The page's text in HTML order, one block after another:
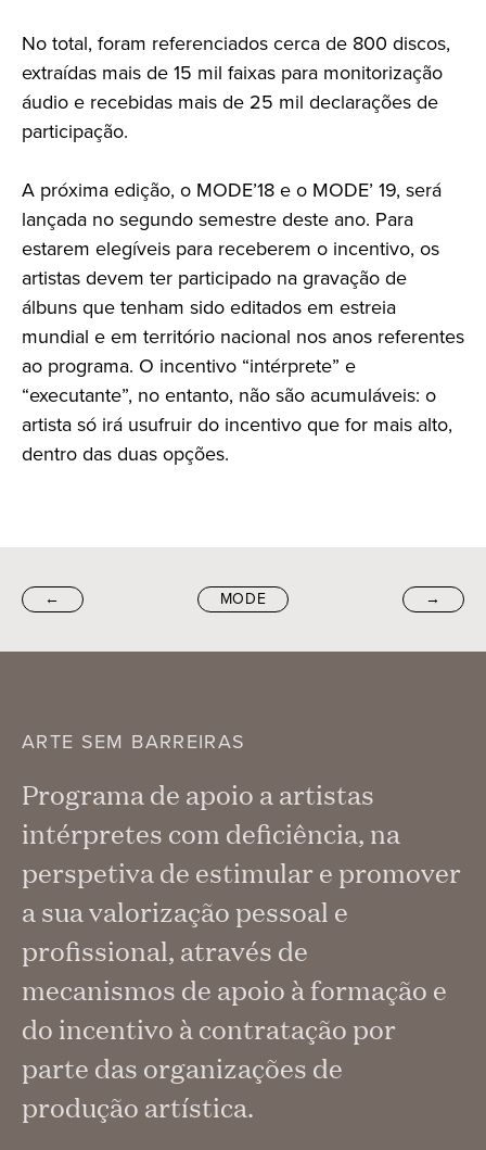
No total, foram referenciados cerca de 800 discos,
extraídas mais de 15 mil faixas para monitorização
áudio e recebidas mais de 25 mil declarações de
participação.
A próxima edição, o MODE’18 e o MODE’ 19, será
lançada no segundo semestre deste ano. Para
estarem elegíveis para receberem o incentivo, os
artistas devem ter participado na gravação de
álbuns que tenham sido editados em estreia
mundial e em território nacional nos anos referentes
ao programa. O incentivo “intérprete” e
“executante”, no entanto, não são acumuláveis: o
artista só irá usufruir do incentivo que for mais alto,
dentro das duas opções.
← MODE →
ARTE SEM BARREIRAS
Programa de apoio a artistas
intérpretes com deficiência, na
perspetiva de estimular e promover
a sua valorização pessoal e
profissional, através de
mecanismos de apoio à formação e
do incentivo à contratação por
parte das organizações de
produção artística.